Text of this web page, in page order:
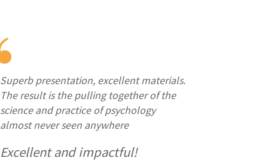
Superb presentation, excellent materials.
The result is the pulling together of the
science and practice of psychology
almost never seen anywhere
Excellent and impactful!